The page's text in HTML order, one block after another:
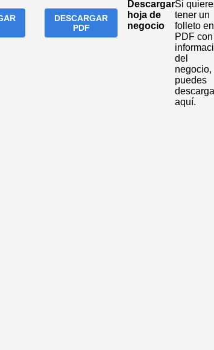
DESCARGAR
PDF
Descargar
hoja de
negocio
Si
tener un
folleto en
PDF
del
negocio,
puedes
aquí.